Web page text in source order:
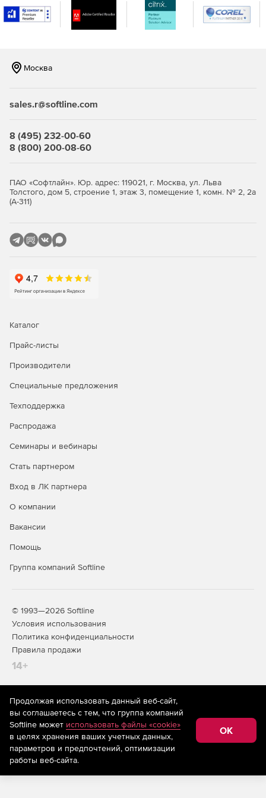
уточнениями координат.
Возможность подключения дополнительных модулей
формировать исходные данные по шумовым
Москва
sales.r@softline.com
8 (495) 232-00-60
8 (800) 200-08-60
ПАО «Софтлайн». Юр. адрес: 119021, г. Москва, ул. Льва
Толстого, дом 5, строение 1, этаж 3, помещение 1, комн. № 2, 2а
(А-311)
Каталог
Прайс-листы
Производители
Специальные предложения
Техподдержка
Распродажа
Семинары и вебинары
Стать партнером
Вход в ЛК партнера
О компании
Вакансии
Помощь
Группа компаний Softline
© 1993—2026 Softline
Условия использования
Политика конфиденциальности
Правила продажи
14+
На информационном ресурсе store.softline.ru применяются
рекомендательные технологии(информационные технологии
предоставления информации на основе сбора,
систематизации и анализа сведений, относящихся к
предпочтениям пользователей сети «Интернет»,
находящихся на территории Российской Федерации)
Продолжая использовать данный веб-сайт,
вы соглашаетесь с тем, что группа компаний
Softline может использовать файлы «cookie»
в целях хранения ваших учетных данных,
параметров и предпочтений, оптимизации
работы веб-сайта.
OK